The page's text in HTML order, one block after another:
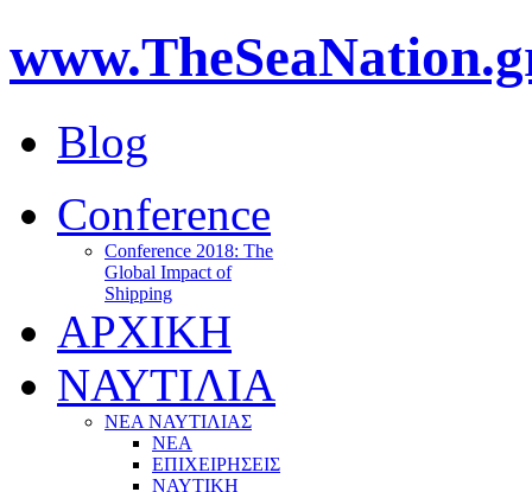
Blog
Conference
Conference 2018: The
Global Impact of
Shipping
ΑΡΧΙΚΗ
ΝΑΥΤΙΛΙΑ
ΝΕΑ ΝΑΥΤΙΛΙΑΣ
ΝΕΑ
ΕΠΙΧΕΙΡΗΣΕΙΣ
ΝΑΥΤΙΚΗ